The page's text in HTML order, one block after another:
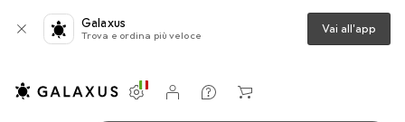
Galaxus
Trova e ordina più veloce Vai all'app
Impostazioni
Conto cliente
Liste di confronto
Liste dei desideri
Carrello